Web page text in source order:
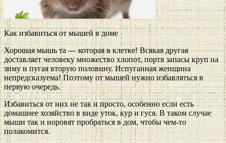
Как избавиться от мышей в доме
Хорошая мышь та — которая в клетке! Всякая другая
доставляет человеку множество хлопот, портя запасы круп на
зиму и пугая вторую половину. Испуганная женщина
непредсказуема! Поэтому от мышей нужно избавляться в
первую очередь.
Избавиться от них не так и просто, особенно если есть
домашнее хозяйство в виде уток, кур и гуся. В таком случае
мыши так и норовят пробраться в дом, чтобы чем-то
полакомится.